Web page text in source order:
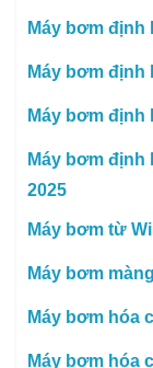
Máy bơm định
Máy bơm định
Máy bơm định
Máy bơm
2025
Máy bơm từ
Máy bơm
Máy bơm hóa
Máy bơm hóa